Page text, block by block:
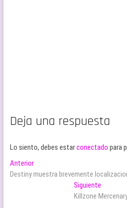
Deja una respuesta
Lo siento, debes estarconectado para
Navegación
de
AnteriorEntrada
anterior:
Destiny muestra brevemente
Siguiente
Killzone